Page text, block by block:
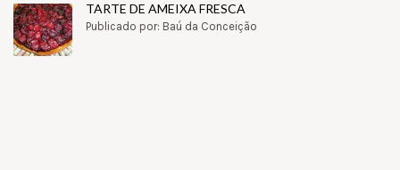
TARTE DE AMEIXA FRESCA
Publicado por: Baú da Conceição